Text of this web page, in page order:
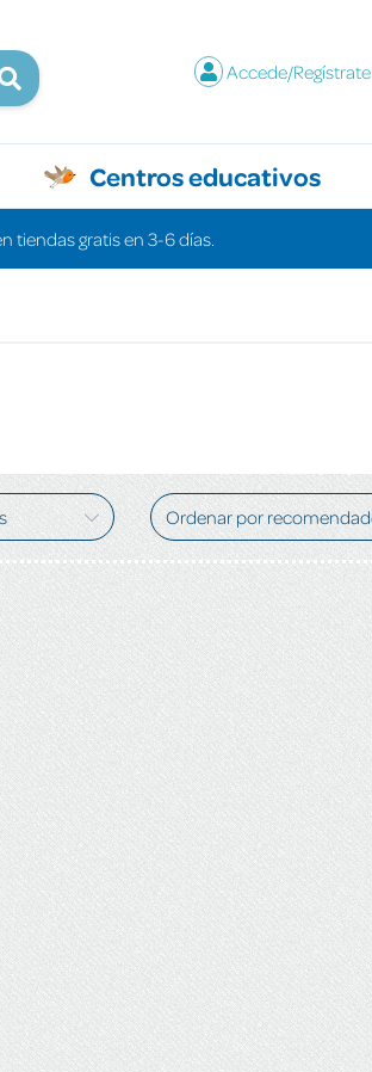
Accede/Regístrate
Centros educativos
tiendas gratis en 3-6 días.